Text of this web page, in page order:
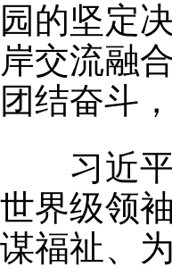
园的坚定
岸交流融
团结奋斗
习近平
世界级领
谋福祉、